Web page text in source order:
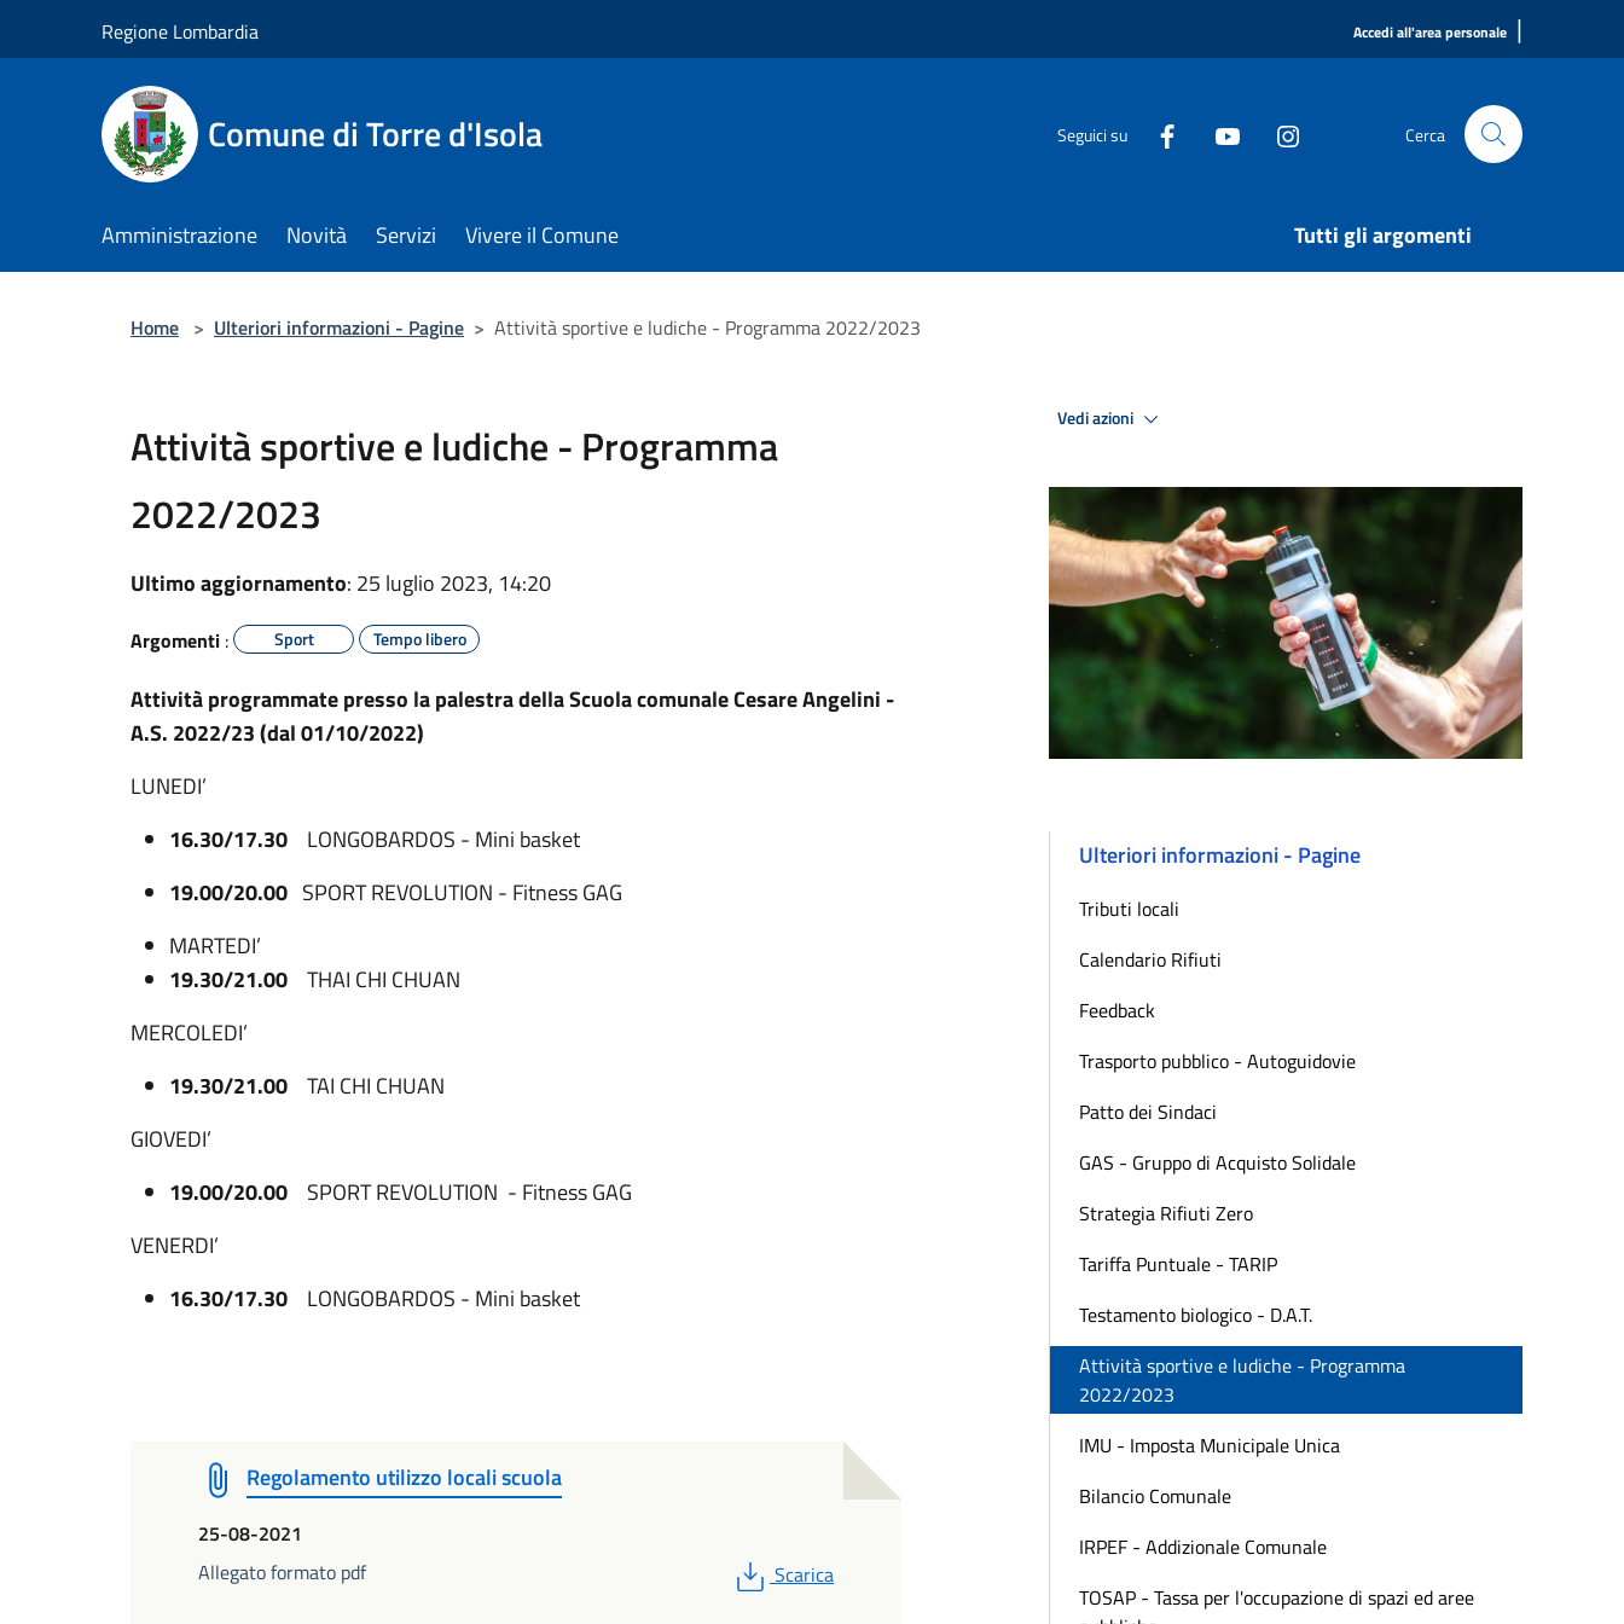
Regione Lombardia Accedi all'area personale |
Comune di Torre d'Isola Seguici su Cerca
Amministrazione Novità Servizi Vivere il Comune Tutti gli argomenti
Home > Ulteriori informazioni - Pagine > Attività sportive e ludiche - Programma 2022/2023
Attività sportive e ludiche - Programma
2022/2023
Ultimo aggiornamento: 25 luglio 2023, 14:20
Argomenti : Sport Tempo libero
Attività programmate presso la palestra della Scuola comunale Cesare Angelini -
A.S. 2022/23 (dal 01/10/2022)
LUNEDI’
16.30/17.30
LONGOBARDOS - Mini basket
19.00/20.00 SPORT REVOLUTION - Fitness GAG
MARTEDI’
19.30/21.00 THAI CHI CHUAN
MERCOLEDI’
19.30/21.00 TAI CHI CHUAN
GIOVEDI’
19.00/20.00 SPORT REVOLUTION - Fitness GAG
VENERDI’
16.30/17.30
LONGOBARDOS - Mini basket
Regolamento utilizzo locali scuola
25-08-2021
Allegato formato pdf
PDF
Scarica
Vedi azioni
Ulteriori informazioni - Pagine
Tributi locali
Calendario Rifiuti
Feedback
Trasporto pubblico - Autoguidovie
Patto dei Sindaci
GAS - Gruppo di Acquisto Solidale
Strategia Rifiuti Zero
Tariffa Puntuale - TARIP
Testamento biologico - D.A.T.
Attività sportive e ludiche - Programma
2022/2023
IMU - Imposta Municipale Unica
Bilancio Comunale
IRPEF - Addizionale Comunale
TOSAP - Tassa per l'occupazione di spazi ed aree